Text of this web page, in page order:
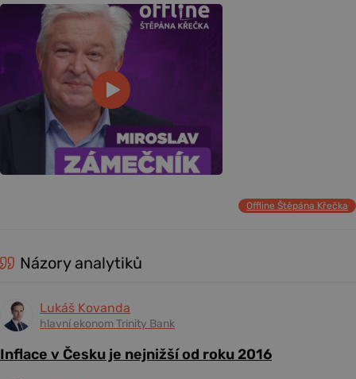
Offline Štěpána Křečka
Názory analytiků
Lukáš Kovanda
hlavní ekonom Trinity Bank
Inflace v Česku je nejnižší od roku 2016